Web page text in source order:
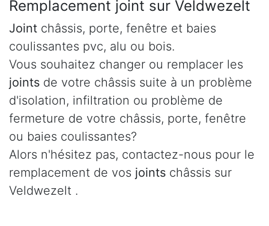
Remplacement joint sur Veldwezelt
Joint châssis, porte, fenêtre et baies
coulissantes pvc, alu ou bois.
Vous souhaitez changer ou remplacer les
joints de votre châssis suite à un problème
d'isolation, infiltration ou problème de
fermeture de votre châssis, porte, fenêtre
ou baies coulissantes?
Alors n'hésitez pas, contactez-nous pour le
remplacement de vos joints châssis sur
Veldwezelt .